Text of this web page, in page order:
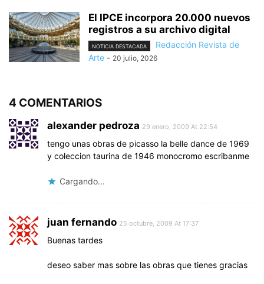
El IPCE incorpora 20.000 nuevos
registros a su archivo digital
NOTICIA DESTACADA
Redacción Revista de
Arte - 20 julio, 2026
4 COMENTARIOS
alexander pedroza 29 enero, 2009 At 22:54
tengo unas obras de picasso la belle dance de 1969
y coleccion taurina de 1946 monocromo escribanme
Cargando...
juan fernando 25 octubre, 2009 At 17:37
Buenas tardes
deseo saber mas sobre las obras que tienes gracias